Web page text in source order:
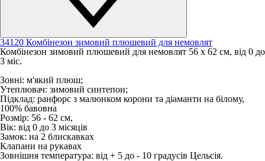
34120 Комбінезон зимовий плюшевий для немовлят
Комбінезон зимовий плюшевий для немовлят 56 х 62 см, від 0 до
3 міс.
Зовні: м'який плюш;
Утеплювач: зимовий синтепон;
Підклад: ранфорс з малюнком корони та діаманти на білому,
100% бавовна
Розмір: 56 - 62 см,
Вік: від 0 до 3 місяців
Замок: на 2 блискавках
Клапани на рукавах
Зовнішня температура: від + 5 до - 10 градусів Цельсія.